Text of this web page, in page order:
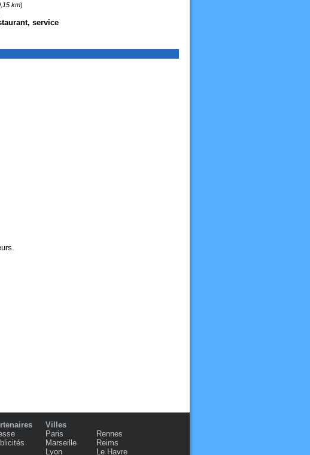
km)
service
Villes
Paris
Marseille
Lyon
Rennes
Reims
Le Havre